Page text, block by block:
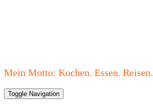
Mein Motto: Kochen. Essen. Reisen.
Toggle Navigation